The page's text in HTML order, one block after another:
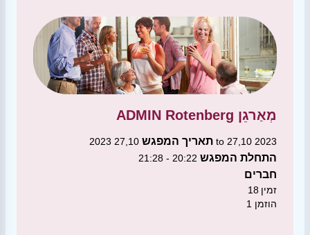
ADMIN Rotenberg מְאַרגֵן
תאריך המפגש 27,10 2023 to 27,10 2023
התחלת המפגש 20:22 - 21:28
חברים
18 זמין
1 הוזמן